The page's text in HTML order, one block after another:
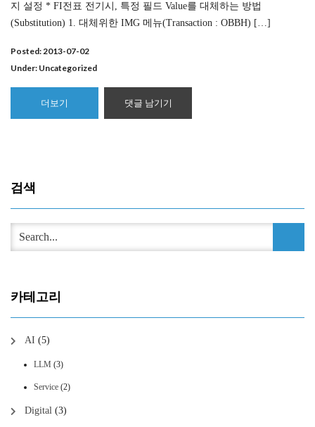
지 설정 * FI전표 전기시, 특정 필드 Value를 대체하는 방법
(Substitution) 1. 대체위한 IMG 메뉴(Transaction : OBBH) […]
Posted: 2013-07-02
Under: Uncategorized
더보기 댓글 남기기
검색
카테고리
AI (5)
LLM (3)
Service (2)
Digital (3)